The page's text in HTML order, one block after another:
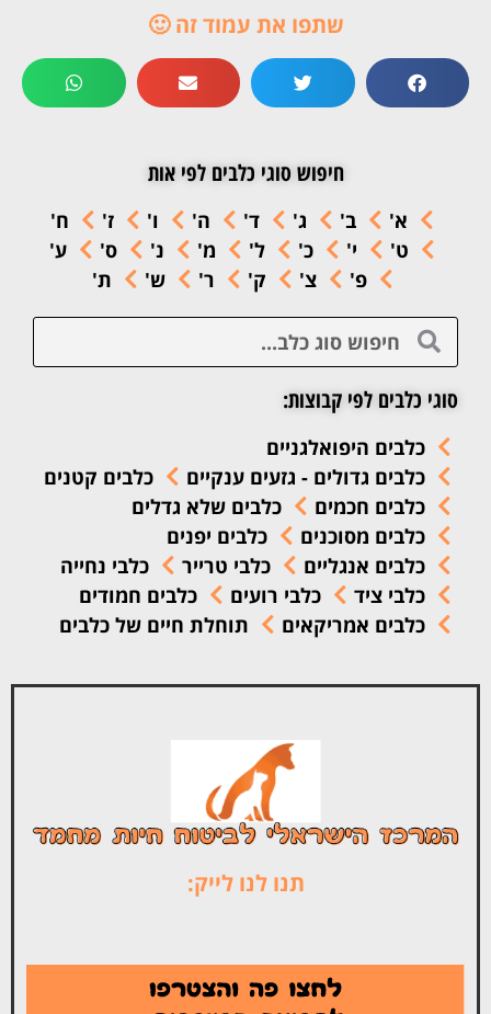
שתפו את עמוד זה 🙂
חיפוש סוגי כלבים לפי אות
א' ב' ג' ד' ה' ו' ז'
ח'
ט'
י' כ' ל' מ' נ' ס'
ע'
פ'
צ' ק' ר' ש' ת'
סוגי כלבים לפי קבוצות:
כלבים היפואלגניים
כלבים גדולים - גזעים ענקיים
כלבים קטנים
כלבים חכמים
כלבים שלא גדלים
כלבים מסוכנים
כלבים יפנים
כלבים אנגליים
כלבי טרייר
כלבי נחייה
כלבי ציד
כלבי רועים
כלבים חמודים
כלבים אמריקאים
תוחלת חיים של כלבים
תנו לנו לייק: